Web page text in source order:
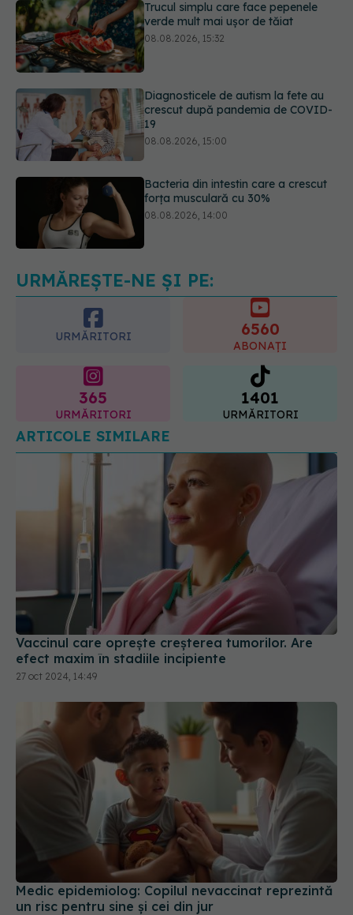
Diagnosticele de autism la fete au
crescut după pandemia de COVID-
Bacteria din intestin care a crescut
forța musculară cu 30%
Trucul genial cu ceai negru pentru
păr. Tot mai multe femei îl adoră
URMĂREȘTE-NE ȘI PE:
URMĂRITORI 6560
ABONAȚI
365
URMĂRITORI
1401
URMĂRITORI
ARTICOLE SIMILARE
Vaccinul care oprește creșterea tumorilor. Are
efect maxim în stadiile incipiente
27 oct 2024, 14:49
Medic epidemiolog: Copilul nevaccinat reprezintă
un risc pentru sine şi cei din jur